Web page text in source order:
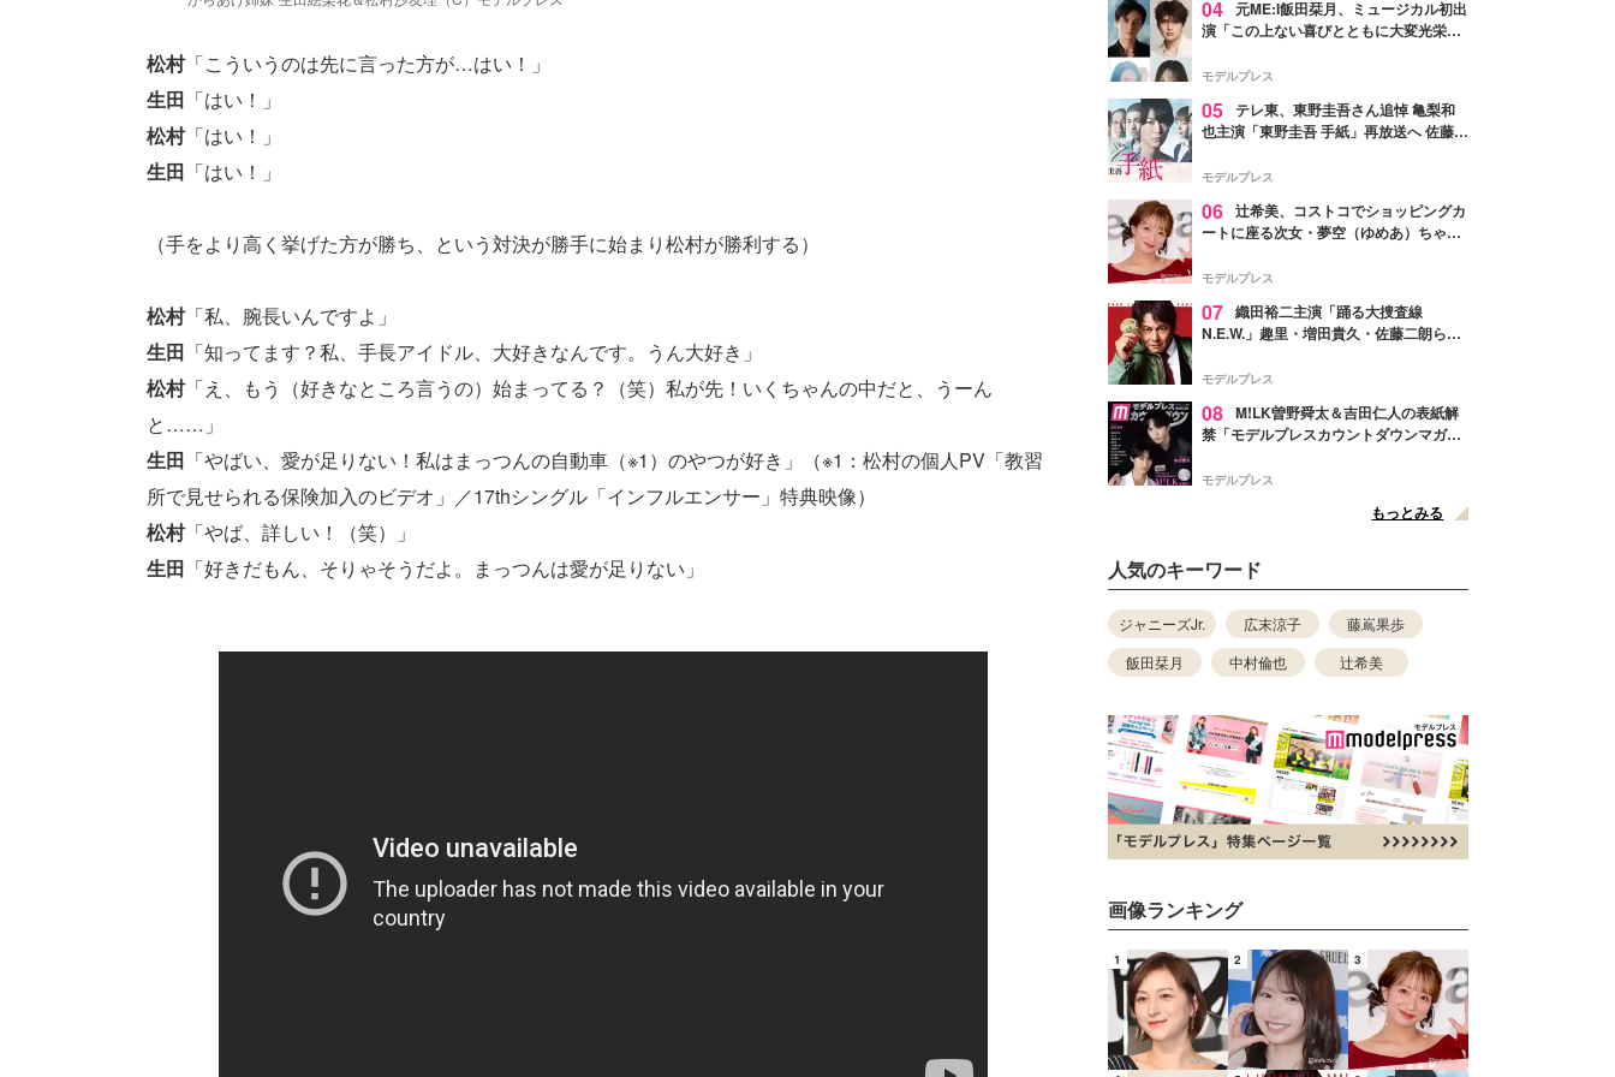
松村「こういうのは先に言った方が…はい！」
生田 「はい！」
松村「はい！」
生田 「はい！」
（手をより高く挙げた方が勝ち、という対決が勝手に始まり松村が勝利する）
松村「私、腕長いんですよ」
生田 「知ってます？私、手長アイドル、大好きなんです。うん大好き」
松村「え、もう（好きなところ言うの）始まってる？（笑）私が先！いくちゃんの中だと、うーん
と……」
生田 「やばい、愛が足りない！私はまっつんの自動車（※1）のやつが好き」（※1：松村の個人PV「教習
所で見せられる保険加入のビデオ」／17thシングル「インフルエンサー」特典映像）
松村「やば、詳しい！（笑）」
生田 「好きだもん、そりゃそうだよ。まっつんは愛が足りない」
04 元ME:I飯田栞月、ミュージカル初出
演「この上ない喜びとともに大変光栄」
ャスト発表
モデルプレス
05 テレ東、東野圭吾さん追悼 亀梨和
也主演「東野圭吾 手紙」再放送へ 佐藤隆
モデルプレス
06 辻希美、コストコでショッピングカ
ートに座る次女・夢空（ゆめあ）ちゃん
ぎ」「成長を感じる」の声
モデルプレス
07 織田裕二主演「踊る大捜査線
N.E.W.」趣里・増田貴久・佐藤二朗ら新
徴する“謎のキーワード”も
モデルプレス
08 M!LK曽野舜太＆吉田仁人の表紙解
禁「モデルプレスカウントダウンマガジ
モデルプレス
もっとみる
人気のキーワード
ジャニーズJr. 広末涼子
藤嶌果歩
飯田栞月
中村倫也 辻希美
画像ランキング
1 2 3